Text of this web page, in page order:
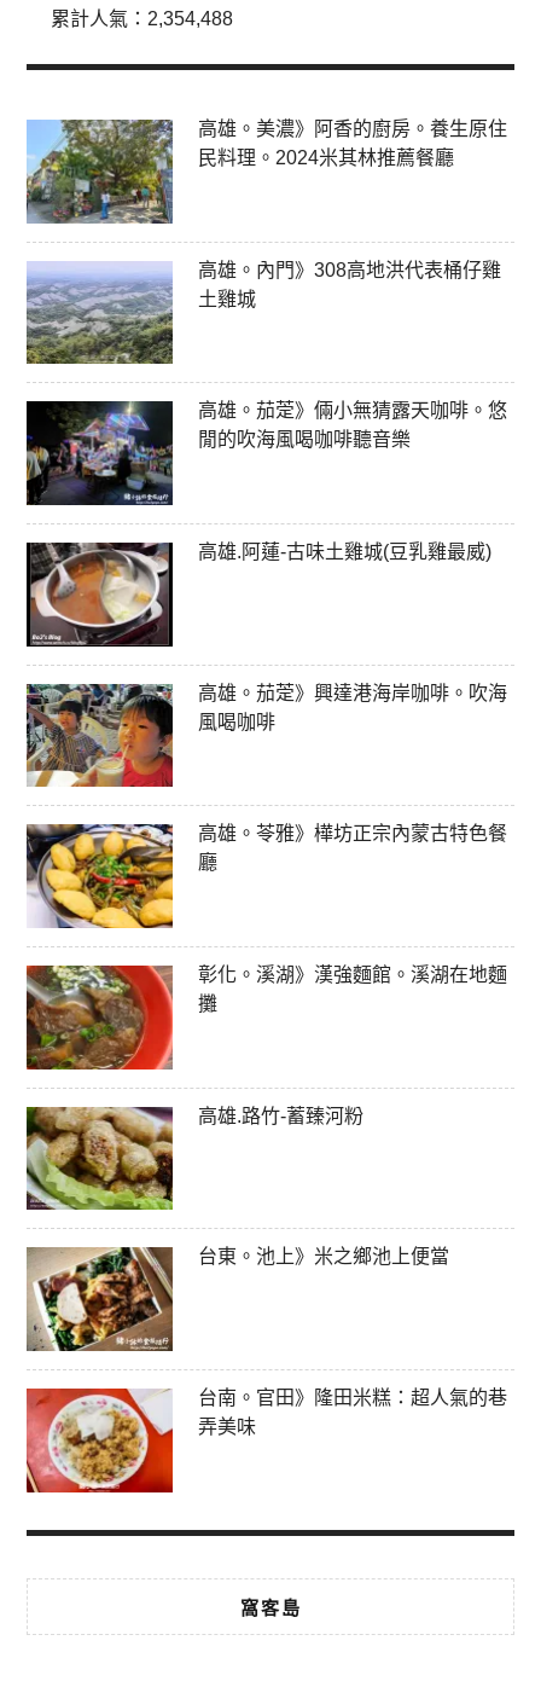
累計人氣： 2,354,488
高雄。美濃》阿香的廚房。養生原住
民料理。2024米其林推薦餐廳
高雄。內門》308高地洪代表桶仔雞
土雞城
高雄。茄萣》倆小無猜露天咖啡。悠
閒的吹海風喝咖啡聽音樂
高雄.阿蓮-古味土雞城(豆乳雞最威)
高雄。茄萣》興達港海岸咖啡。吹海
風喝咖啡
高雄。苓雅》樺坊正宗內蒙古特色餐
廳
彰化。溪湖》漢強麵館。溪湖在地麵
攤
高雄.路竹-蓄臻河粉
台東。池上》米之鄉池上便當
台南。官田》隆田米糕：超人氣的巷
弄美味
窩客島